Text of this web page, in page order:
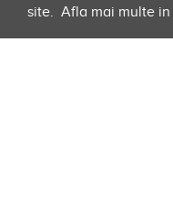
site. Afla mai multe in